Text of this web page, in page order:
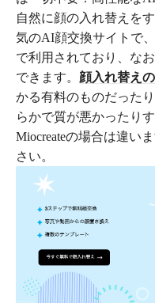
自然に顔の入れ替えを
気のAI顔交換サイトで
で利用されており、な
できます。 顔入れ替え
かる有料のものだった
らかで質が悪かったり
Miocreateの場合は違い
さい。